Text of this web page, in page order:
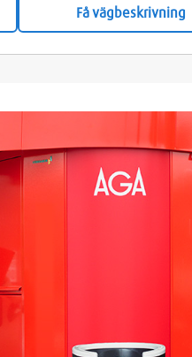
Få vägbeskrivning